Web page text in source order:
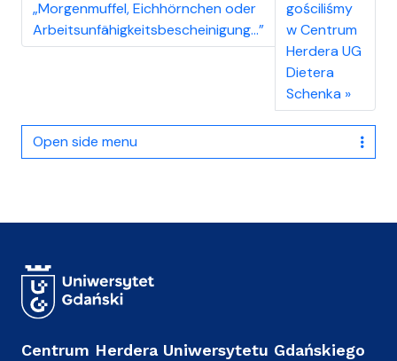
„Morgenmuffel, Eichhörnchen oder
Arbeitsunfähigkeitsbescheinigung…”
gościliśmy
w Centrum
Herdera UG
Dietera
Schenka
Open side menu
Centrum Herdera Uniwersytetu Gdańskiego